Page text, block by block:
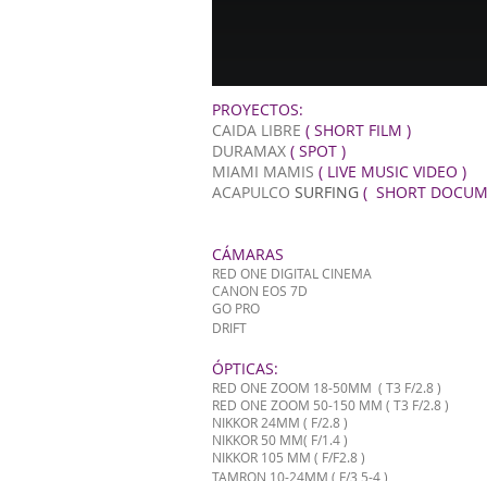
PROYECTOS:
CAIDA LIBRE ( SHORT FILM )
DURAMAX ( SPOT )
MIAMI MAMIS ( LIVE MUSIC VIDEO )
ACAPULCO SURFING ( SHORT
CÁMARAS
RED ONE DIGITAL CINEMA
CANON EOS 7D
GO PRO
DRIFT​
ÓPTICAS:
RED ONE ZOOM 18-50MM ( T3 F/2.8 )
RED ONE ZOOM 50-150 MM ( T3 F/2.8 )
NIKKOR 24MM ( F/2.8 )
NIKKOR 50 MM( F/1.4 )
NIKKOR 105 MM ( F/F2.8 )
TAMRON 10-24MM ( F/3,5-4 )